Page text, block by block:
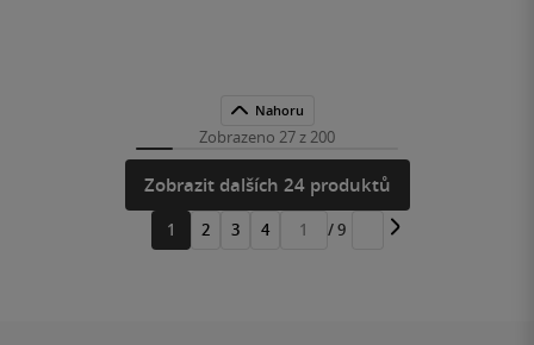
Nahoru
Zobrazeno 27 z 200
Zobrazit dalších 24 produktů
1 2 3 4
Přejít
/ 9